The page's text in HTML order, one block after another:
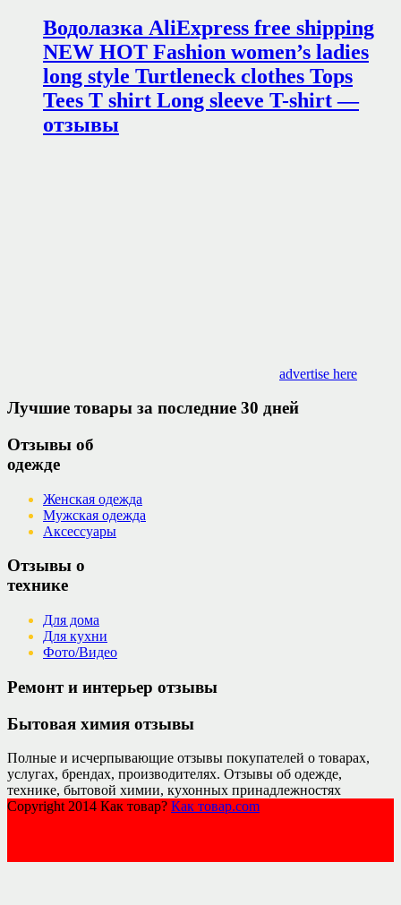
Водолазка AliExpress free shipping
NEW HOT Fashion women’s ladies
long style Turtleneck clothes Tops
Tees T shirt Long sleeve T-shirt —
отзывы
advertise here
Лучшие товары за последние 30 дней
Отзывы об
одежде
Женская одежда
Мужская одежда
Аксессуары
Отзывы о
технике
Для дома
Для кухни
Фото/Видео
Ремонт и интерьер отзывы
Бытовая химия отзывы
Полные и исчерпывающие отзывы покупателей о товарах,
услугах, брендах, производителях. Отзывы об одежде,
технике, бытовой химии, кухонных принадлежностях
Copyright 2014 Как товар? Как товар.com